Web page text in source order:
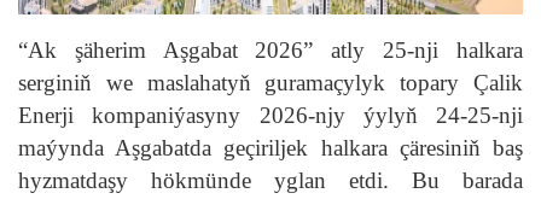
“Ak şäherim Aşgabat 2026” atly 25-nji halkara
serginiň we maslahatyň guramaçylyk topary Çalik
Enerji kompaniýasyny 2026-njy ýylyň 24-25-nji
maýynda Aşgabatda geçiriljek halkara çäresiniň baş
hyzmatdaşy hökmünde yglan etdi. Bu barada